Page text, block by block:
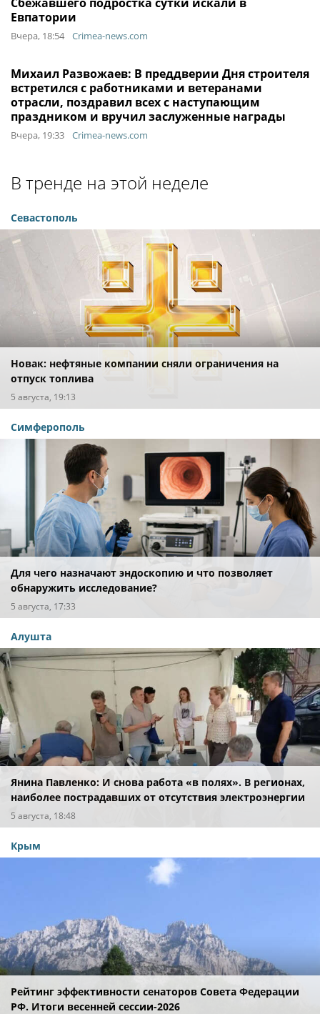
Евпатории
Вчера, 18:54 Crimea-news.com
Михаил Развожаев: В преддверии Дня строителя
встретился с работниками и ветеранами
отрасли, поздравил всех с наступающим
праздником и вручил заслуженные награды
Вчера, 19:33 Crimea-news.com
В тренде на этой неделе
Севастополь
Новак: нефтяные компании сняли ограничения на
отпуск топлива
5 августа, 19:13
Симферополь
Для чего назначают эндоскопию и что позволяет
обнаружить исследование?
5 августа, 17:33
Алушта
Янина Павленко: И снова работа «в полях». В регионах,
наиболее пострадавших от отсутствия электроэнергии
после вражеских атак
5 августа, 18:48
Крым
Рейтинг эффективности сенаторов Совета Федерации
РФ. Итоги весенней сессии-2026